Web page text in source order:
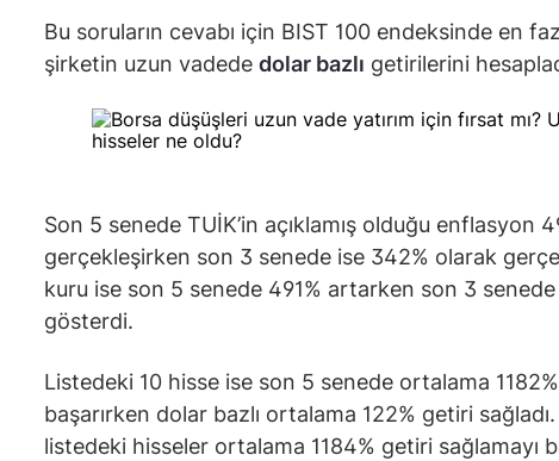
Bu soruların cevabı için BIST 100 endeksinde en
şirketin uzun vadede dolar bazlı getirilerini
Son 5 senede TUİK’in açıklamış olduğu enflasyon
gerçekleşirken son 3 senede ise 342% olarak
kuru ise son 5 senede 491% artarken son 3 senede
gösterdi.
Listedeki 10 hisse ise son 5 senede ortalama
başarırken dolar bazlı ortalama 122% getiri
listedeki hisseler ortalama 1184% getiri sağlamayı